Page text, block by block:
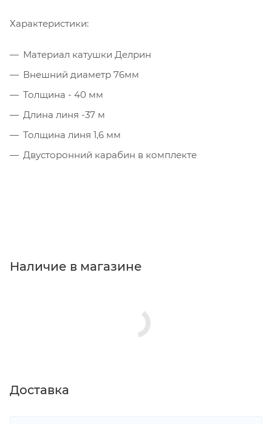
Характеристики:
Материал катушки Делрин
Внешний диаметр 76мм
Толщина - 40 мм
Длина линя -37 м
Толщина линя 1,6 мм
Двусторонний карабин в комплекте
Наличие в магазине
Доставка